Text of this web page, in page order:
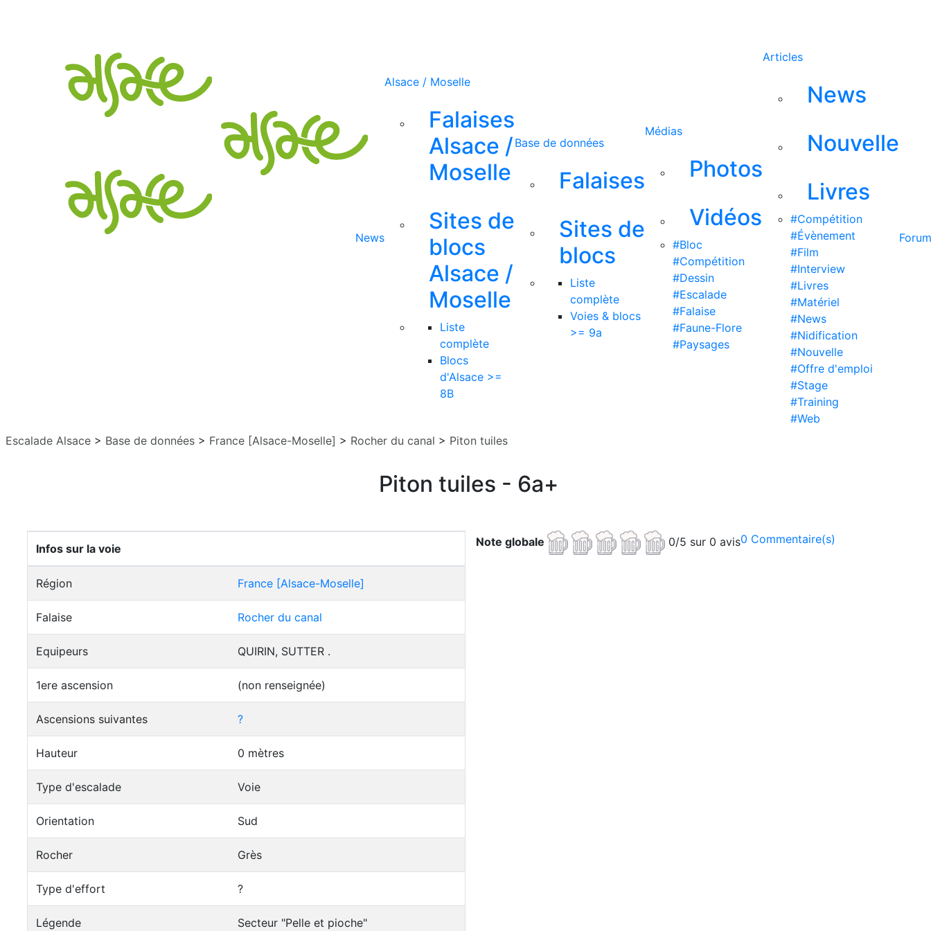
News
Alsace / Moselle
Falaises
Alsace /
Moselle
Sites de
blocs
Alsace /
Moselle
Liste
complète
Blocs
d'Alsace >=
8B
Base de données
Falaises
Sites de
blocs
Liste
complète
Voies & blocs
>= 9a
Médias
Photos
Vidéos
#Bloc
#Compétition
#Dessin
#Escalade
#Falaise
#Faune-Flore
#Paysages
Articles
News
Nouvelle
Livres
#Compétition
#Évènement
#Film
#Interview
#Livres
#Matériel
#News
#Nidification
#Nouvelle
#Offre d'emploi
#Stage
#Training
#Web
Forum
Escalade Alsace > Base de données > France [Alsace-Moselle] > Rocher du canal > Piton tuiles
Piton tuiles - 6a+
Infos sur la voie
Région France [Alsace-Moselle]
Falaise Rocher du canal
Equipeurs QUIRIN, SUTTER .
1ere ascension (non renseignée)
Ascensions suivantes ?
Hauteur 0 mètres
Type d'escalade Voie
Orientation Sud
Rocher Grès
Type d'effort ?
Légende Secteur "Pelle et pioche"
0 Commentaire(s)
Note globale 0/5 sur 0 avis